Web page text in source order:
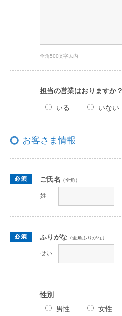
全角500文字以内
担当の営業はおりますか？
いる いない
お客さま情報
ご氏名 （全角）
姓
ふりがな （全角ふりがな）
せい
性別
男性
女性